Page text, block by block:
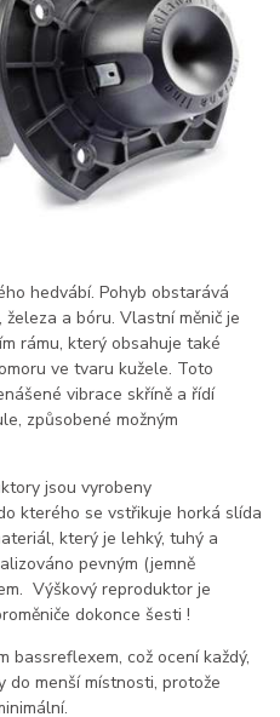
hedvábí. Pohyb obstarává
a bóru. Vlastní měnič je
rámu, který obsahuje také
ve tvaru kužele. Toto
vibrace skříně a řídí
způsobené možným
jsou vyrobeny
kterého se vstřikuje horká slída
který je lehký, tuhý a
pevným (jemně
Výškový reproduktor je
dokonce šesti !
bassreflexem, což ocení každý,
do menší místnosti, protože